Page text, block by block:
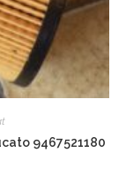
9467521180